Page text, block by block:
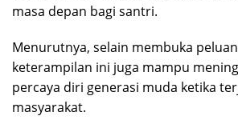
masa depan bagi santri.
Menurutnya, selain membuka
keterampilan ini juga mampu
percaya diri generasi muda ketika
masyarakat.